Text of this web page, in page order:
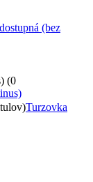
dostupná (bez
(0
Turzovka